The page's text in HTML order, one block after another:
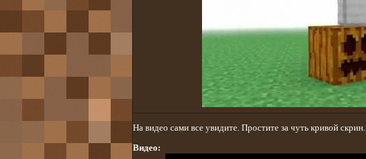
На видео сами все увидите. Простите за чуть кривой скрин.
Видео: